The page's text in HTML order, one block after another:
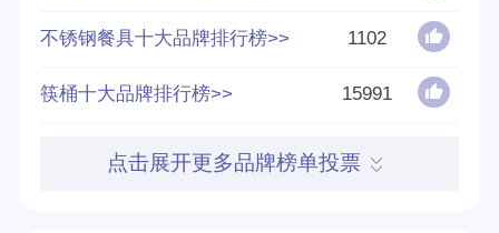
好评率 88%
参与榜单数 1305个
得票数 15868431
不锈钢餐具十大品牌排行榜>> 1102
筷桶十大品牌排行榜>> 15991
点击展开更多品牌榜单投票